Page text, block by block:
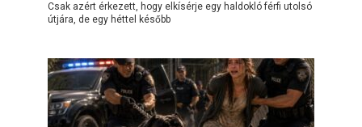
Csak azért érkezett, hogy elkísérje egy haldokló férfi utolsó
útjára, de egy héttel később